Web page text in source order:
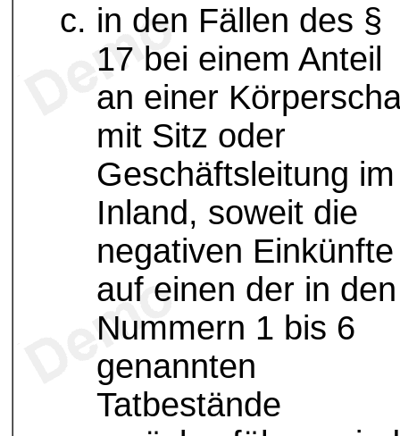
in den Fällen des §
17 bei einem Anteil
an einer
mit Sitz oder
Geschäftsleitung im
Inland, soweit die
negativen Einkünfte
auf einen der in den
Nummern 1 bis 6
genannten
Tatbestände